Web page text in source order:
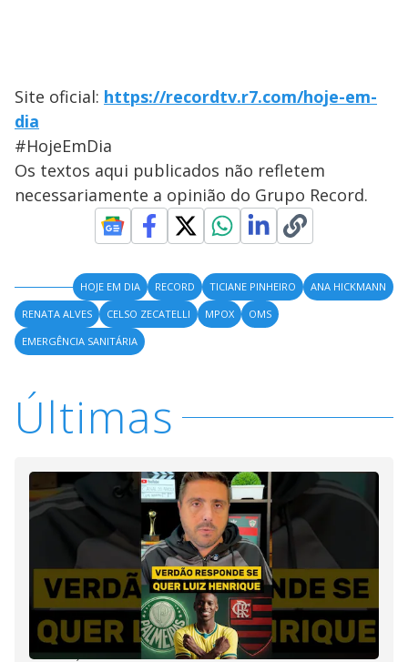
Site oficial: https://recordtv.r7.com/hoje-em-
dia
#HojeEmDia
Os textos aqui publicados não refletem
necessariamente a opinião do Grupo Record.
HOJE EM DIA RECORD TICIANE PINHEIRO
ANA HICKMANN
RENATA ALVES
CELSO ZECATELLI MPOX
OMS
EMERGÊNCIA SANITÁRIA
Últimas